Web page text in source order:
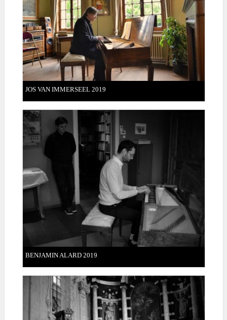
JOS VAN IMMERSEEL 2019
BENJAMIN ALARD 2019